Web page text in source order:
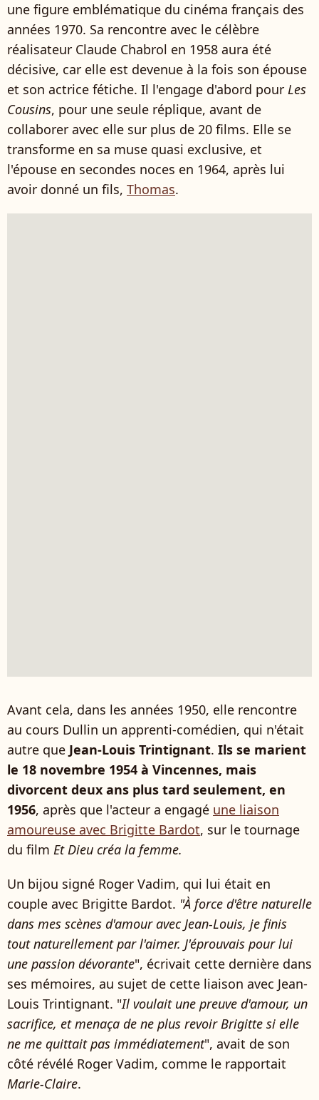
une figure emblématique du cinéma français des
années 1970. Sa rencontre avec le célèbre
réalisateur Claude Chabrol en 1958 aura été
décisive, car elle est devenue à la fois son épouse
et son actrice fétiche. Il l'engage d'abord pour Les
Cousins, pour une seule réplique, avant de
collaborer avec elle sur plus de 20 films. Elle se
transforme en sa muse quasi exclusive, et
l'épouse en secondes noces en 1964, après lui
avoir donné un fils, Thomas.
Avant cela, dans les années 1950, elle rencontre
au cours Dullin un apprenti-comédien, qui n'était
autre que Jean-Louis Trintignant. Ils se marient
le 18 novembre 1954 à Vincennes, mais
divorcent deux ans plus tard seulement, en
1956, après que l'acteur a engagé une liaison
amoureuse avec Brigitte Bardot, sur le tournage
du film Et Dieu créa la femme.
Un bijou signé Roger Vadim, qui lui était en
couple avec Brigitte Bardot. "À force d'être naturelle
dans mes scènes d'amour avec Jean-Louis, je finis
tout naturellement par l'aimer. J'éprouvais pour lui
une passion dévorante", écrivait cette dernière dans
ses mémoires, au sujet de cette liaison avec Jean-
Louis Trintignant. "Il voulait une preuve d'amour, un
sacri­fice, et menaça de ne plus revoir Brigitte si elle
ne me quit­tait pas immé­dia­te­ment", avait de son
côté révélé Roger Vadim, comme le rapportait
Marie-Claire.